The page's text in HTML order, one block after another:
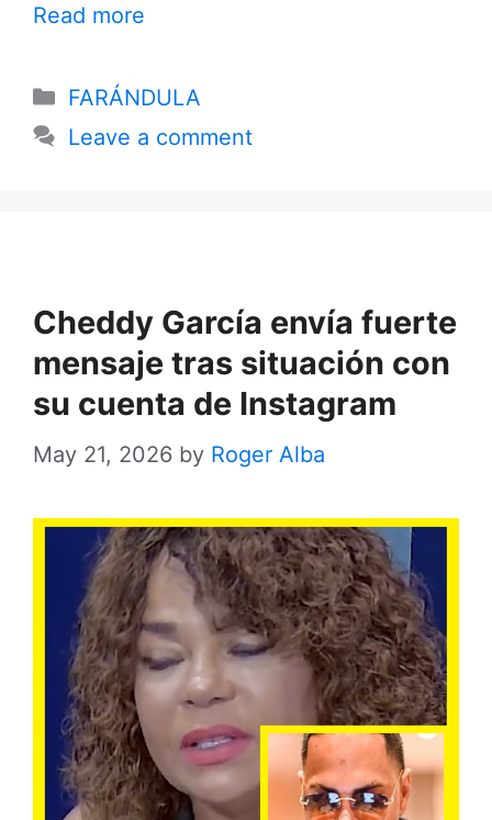
Read more
Categories
FARÁNDULA
Leave a comment
Cheddy García envía fuerte
mensaje tras situación con
su cuenta de Instagram
May 21, 2026 by Roger Alba